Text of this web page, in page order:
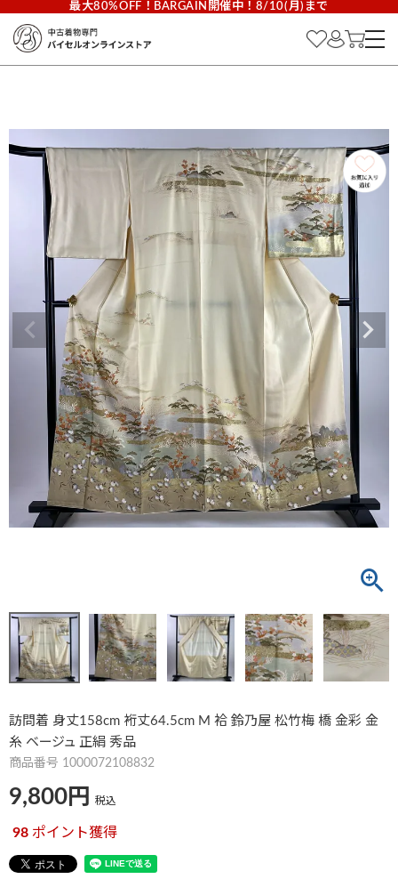
最大80%OFF！BARGAIN開催中！8/10(月)まで
訪問着 身丈158cm 裄丈64.5cm M 袷 鈴乃屋 松竹梅 橋 金彩 金
糸 ベージュ 正絹 秀品
商品番号 1000072108832
9,800 税込
98 ポイント獲得